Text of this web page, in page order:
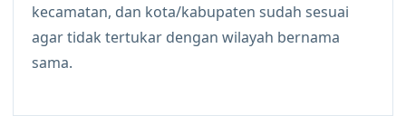
kecamatan, dan kota/kabupaten sudah sesuai
agar tidak tertukar dengan wilayah bernama
sama.